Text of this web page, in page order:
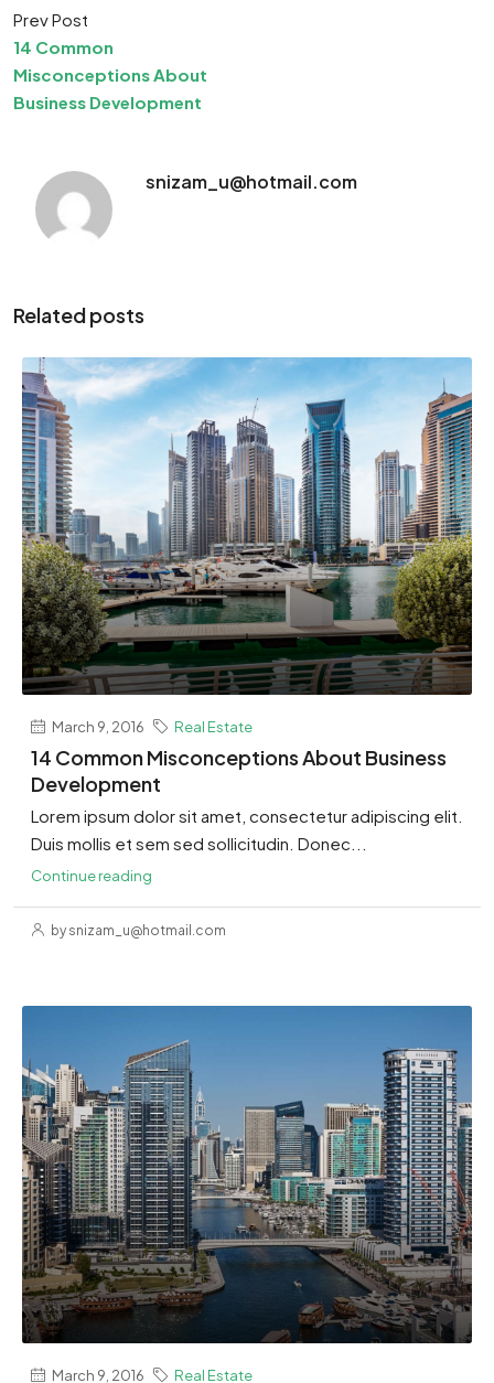
Prev Post
14 Common
Misconceptions About
Business Development
snizam_u@hotmail.com
Related posts
March 9, 2016 Real Estate
14 Common Misconceptions About Business
Development
Lorem ipsum dolor sit amet, consectetur adipiscing elit.
Duis mollis et sem sed sollicitudin. Donec...
Continue reading
by snizam_u@hotmail.com
March 9, 2016 Real Estate